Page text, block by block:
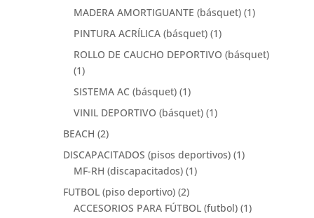
MADERA AMORTIGUANTE (básquet) (1)
PINTURA ACRÍLICA (básquet) (1)
ROLLO DE CAUCHO DEPORTIVO (básquet)
(1)
SISTEMA AC (básquet) (1)
VINIL DEPORTIVO (básquet) (1)
BEACH (2)
DISCAPACITADOS (pisos deportivos) (1)
MF-RH (discapacitados) (1)
FUTBOL (piso deportivo) (2)
ACCESORIOS PARA FÚTBOL (futbol) (1)